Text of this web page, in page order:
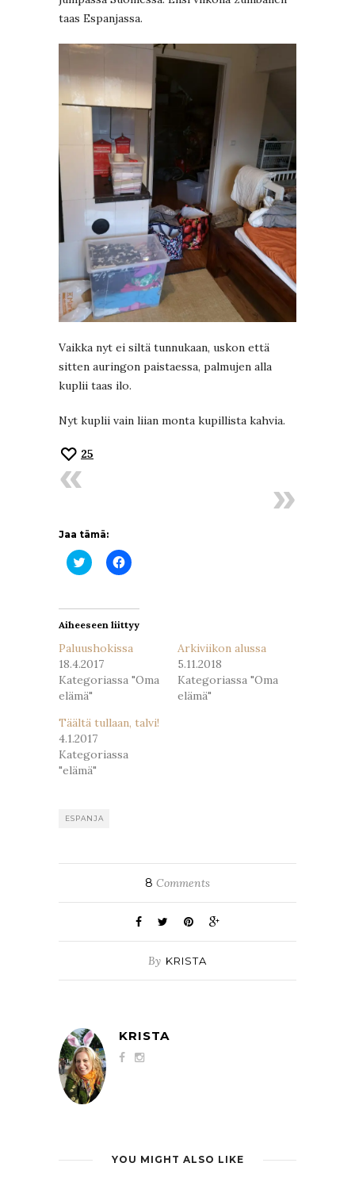
taas Espanjassa.
Vaikka nyt ei siltä tunnukaan, uskon että
sitten auringon paistaessa, palmujen alla
kuplii taas ilo.
Nyt kuplii vain liian monta kupillista kahvia.
25
Jaa tämä:
Jaa
Twitterissä(Avautuu
Jaa
Facebookissa(Avautuu
Aiheeseen liittyy
Paluushokissa
18.4.2017
Kategoriassa "Oma
elämä"
Arkiviikon alussa
5.11.2018
Kategoriassa "Oma
elämä"
Täältä tullaan, talvi!
4.1.2017
Kategoriassa
"elämä"
ESPANJA
8 Comments
By KRISTA
KRISTA
YOU MIGHT ALSO LIKE